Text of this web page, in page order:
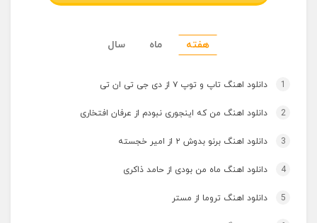
هفته ماه سال
1 دانلود اهنگ تاپ و توپ ۷ از دی جی تی ان تی
2 دانلود اهنگ من که اینجوری نبودم از عرفان افتخاری
3 دانلود اهنگ برنو بدوش ۲ از امیر خجسته
4 دانلود اهنگ ماه من بودی از حامد ذاکری
5 دانلود اهنگ تروما از مستر